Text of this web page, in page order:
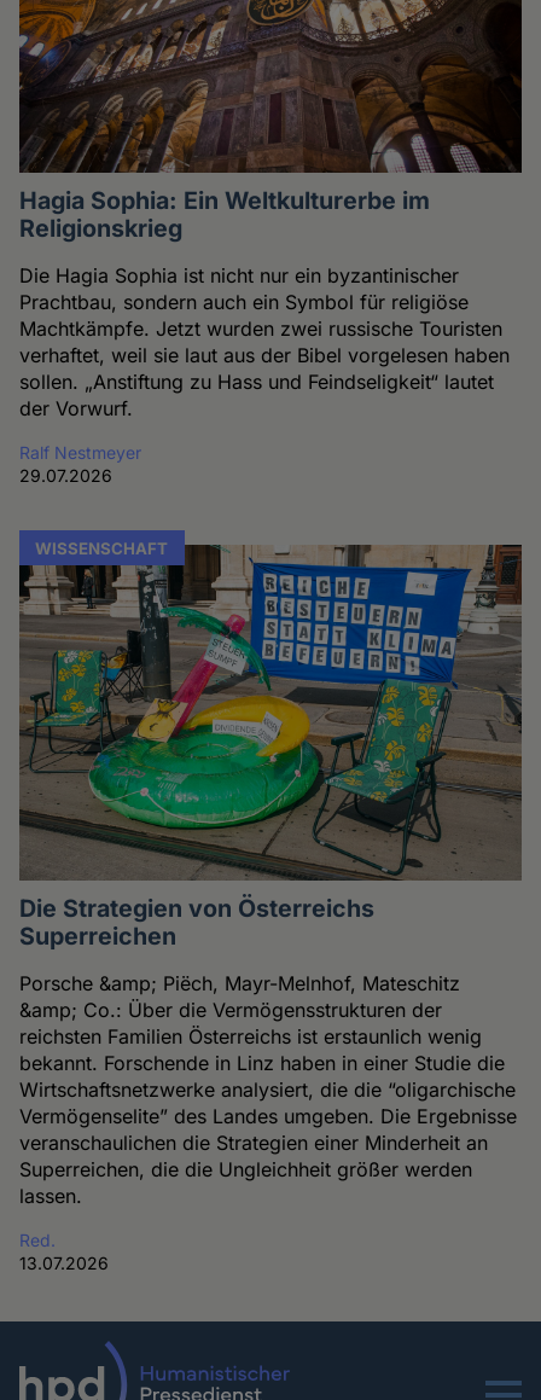
Hagia Sophia: Ein Weltkulturerbe im
Religionskrieg
Die Hagia Sophia ist nicht nur ein byzantinischer
Prachtbau, sondern auch ein Symbol für religiöse
Machtkämpfe. Jetzt wurden zwei russische Touristen
verhaftet, weil sie laut aus der Bibel vorgelesen haben
sollen. „Anstiftung zu Hass und Feindseligkeit“ lautet
der Vorwurf.
Ralf Nestmeyer
29.07.2026
WISSENSCHAFT
Die Strategien von Österreichs
Superreichen
Porsche &amp; Piëch, Mayr-Melnhof, Mateschitz
&amp; Co.: Über die Vermögensstrukturen der
reichsten Familien Österreichs ist erstaunlich wenig
bekannt. Forschende in Linz haben in einer Studie die
Wirtschaftsnetzwerke analysiert, die die “oligarchische
Vermögenselite” des Landes umgeben. Die Ergebnisse
veranschaulichen die Strategien einer Minderheit an
Superreichen, die die Ungleichheit größer werden
lassen.
Red.
13.07.2026